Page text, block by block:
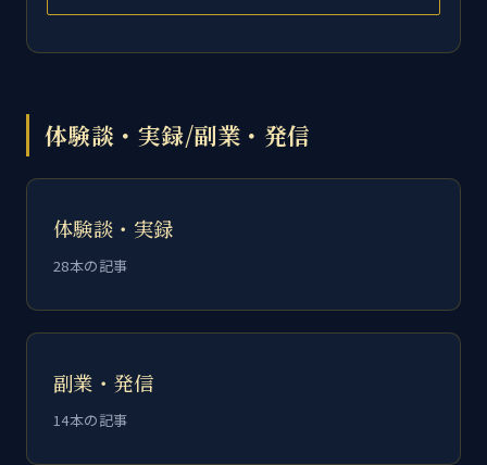
体験談・実録/副業・発信
体験談・実録
28本の記事
副業・発信
14本の記事